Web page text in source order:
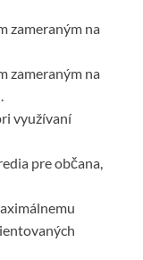
zameraným na
zameraným na
využívaní
pre občana,